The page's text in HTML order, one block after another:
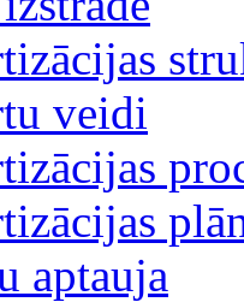
veidi
aptauja